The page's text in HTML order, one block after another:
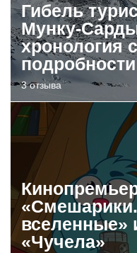
Гибель
Мунку-
хронология
подробности
3 отзыва
вселенные»
«Чучела»